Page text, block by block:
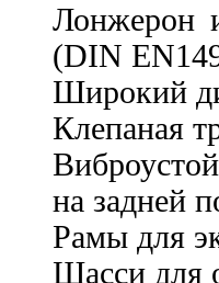
Лонжерон
(DIN
Широкий
Клепаная
на задней
Рамы для
Шасси для